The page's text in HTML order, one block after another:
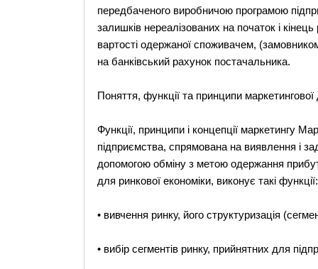
передбаченого виробничою програмою
залишків нереалізованих на початок і
вартості одержаної споживачем,
на банківський рахунок постачальника.
Поняття, функції та принципи маркетингової
Функції, принципи і концепції маркетингу
підприємства, спрямована на виявлення і
допомогою обміну з метою одержання
для ринкової економіки, виконує такі функції:
• вивчення ринку, його структуризація
• вибір сегментів ринку, прийнятних для